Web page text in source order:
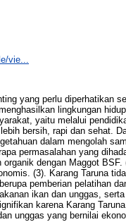
vie...
yang perlu diperhatikan
lingkungan
yaitu melalui
bersih, rapi dan sehat.
dalam mengolah
permasalahan yang
dengan Maggot
(3). Karang Taruna
pemberian pelatihan
ikan dan unggas,
karena Karang
unggas yang bernilai